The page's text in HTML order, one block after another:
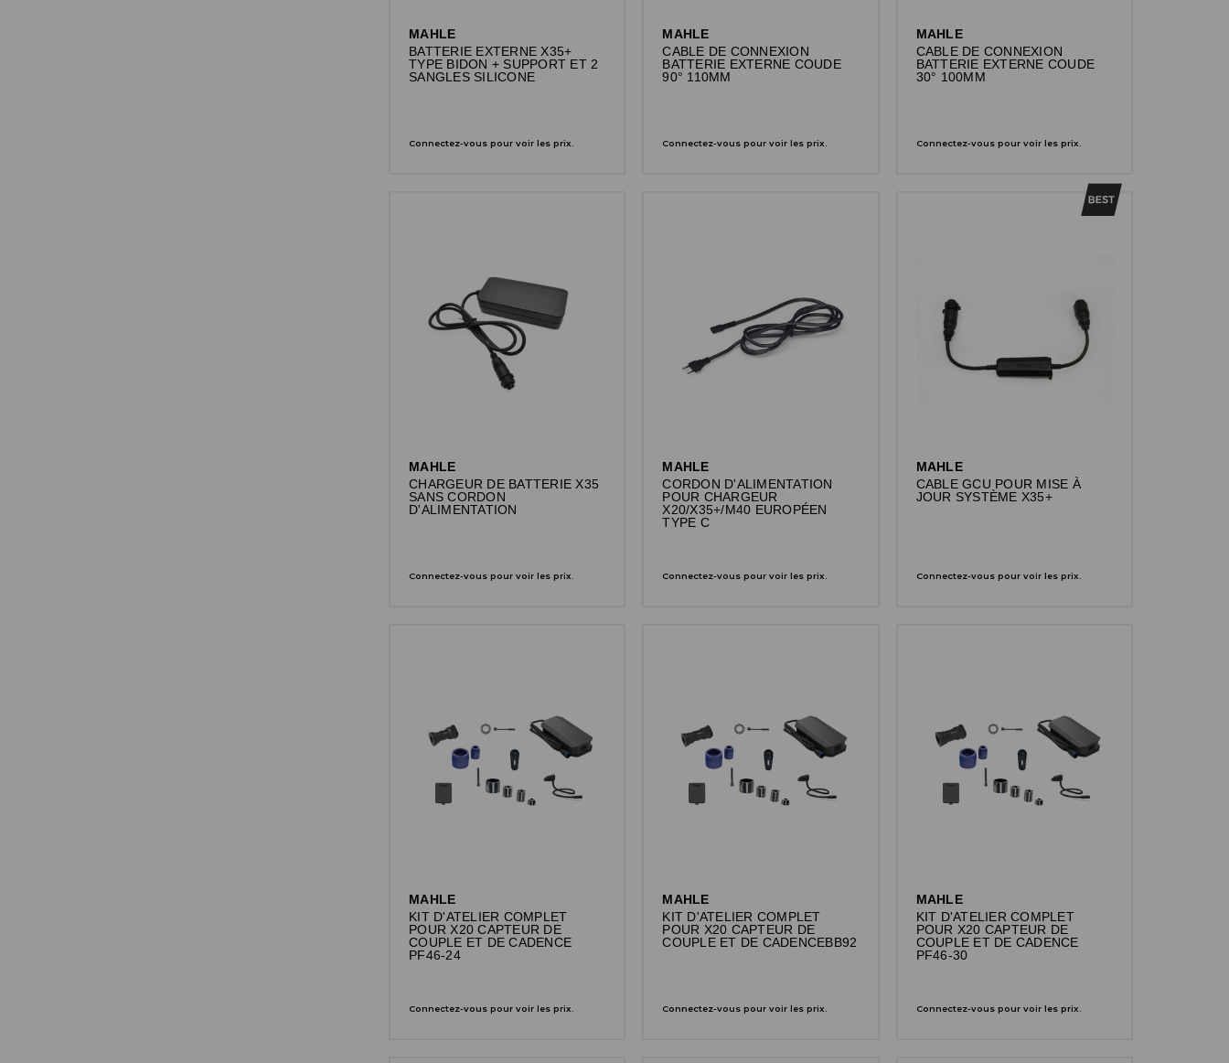
MAHLE
BATTERIE EXTERNE X35+
TYPE BIDON + SUPPORT ET 2
SANGLES SILICONE
Connectez-vous pour voir les prix.
MAHLE
CABLE DE CONNEXION
BATTERIE EXTERNE COUDE
90° 110MM
Connectez-vous pour voir les prix.
MAHLE
CABLE DE CONNEXION
BATTERIE EXTERNE COUDE
30° 100MM
Connectez-vous pour voir les prix.
MAHLE
CHARGEUR DE BATTERIE X35
SANS CORDON
D'ALIMENTATION
Connectez-vous pour voir les prix.
MAHLE
CORDON D'ALIMENTATION
POUR CHARGEUR
X20/X35+/M40 EUROPÉEN
TYPE C
Connectez-vous pour voir les prix.
MAHLE
CABLE GCU POUR MISE À
JOUR SYSTÈME X35+
Connectez-vous pour voir les prix.
MAHLE
KIT D'ATELIER COMPLET
POUR X20 CAPTEUR DE
COUPLE ET DE CADENCE
PF46-24
Connectez-vous pour voir les prix.
MAHLE
KIT D'ATELIER COMPLET
POUR X20 CAPTEUR DE
COUPLE ET DE CADENCEBB92
Connectez-vous pour voir les prix.
MAHLE
KIT D'ATELIER COMPLET
POUR X20 CAPTEUR DE
COUPLE ET DE CADENCE
PF46-30
Connectez-vous pour voir les prix.